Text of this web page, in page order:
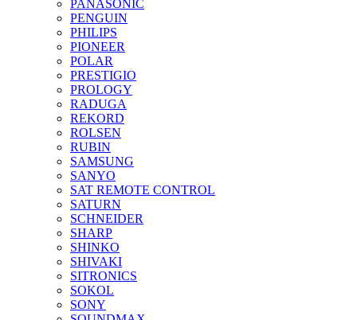
PANASONIC
PENGUIN
PHILIPS
PIONEER
POLAR
PRESTIGIO
PROLOGY
RADUGA
REKORD
ROLSEN
RUBIN
SAMSUNG
SANYO
SAT REMOTE CONTROL
SATURN
SCHNEIDER
SHARP
SHINKO
SHIVAKI
SITRONICS
SOKOL
SONY